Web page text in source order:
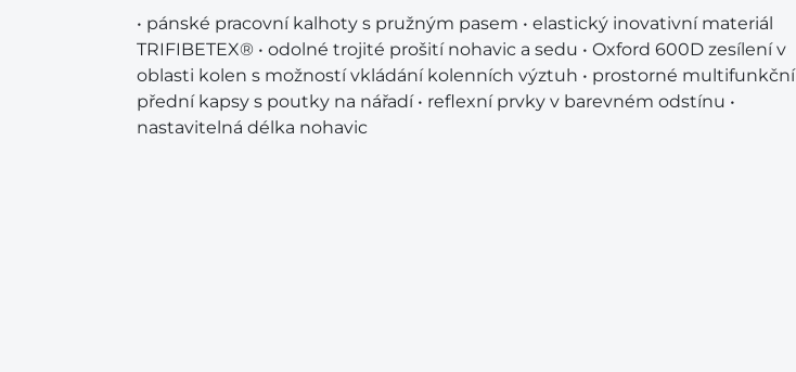
• pánské pracovní kalhoty s pružným pasem • elastický inovativní materiál
TRIFIBETEX® • odolné trojité prošití nohavic a sedu • Oxford 600D zesílení v
oblasti kolen s možností vkládání kolenních výztuh • prostorné multifunkční
přední kapsy s poutky na nářadí • reflexní prvky v barevném odstínu •
nastavitelná délka nohavic